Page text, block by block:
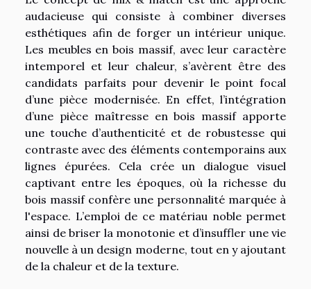
audacieuse qui consiste à combiner diverses
esthétiques afin de forger un intérieur unique.
Les meubles en bois massif, avec leur caractère
intemporel et leur chaleur, s’avèrent être des
candidats parfaits pour devenir le point focal
d’une pièce modernisée. En effet, l’intégration
d’une pièce maîtresse en bois massif apporte
une touche d’authenticité et de robustesse qui
contraste avec des éléments contemporains aux
lignes épurées. Cela crée un dialogue visuel
captivant entre les époques, où la richesse du
bois massif confère une personnalité marquée à
l'espace. L’emploi de ce matériau noble permet
ainsi de briser la monotonie et d’insuffler une vie
nouvelle à un design moderne, tout en y ajoutant
de la chaleur et de la texture.